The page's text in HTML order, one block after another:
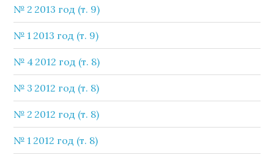
№ 2 2013 год (т. 9)
№ 1 2013 год (т. 9)
№ 4 2012 год (т. 8)
№ 3 2012 год (т. 8)
№ 2 2012 год (т. 8)
№ 1 2012 год (т. 8)